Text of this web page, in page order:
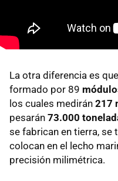
La otra diferencia es
formado por 89
los cuales medirán 217
pesarán 73.000
se fabrican en tierra, se
colocan en el lecho
precisión milimétrica.